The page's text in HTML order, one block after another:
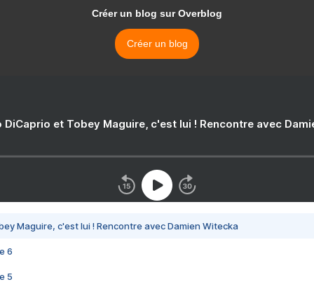
Créer un blog sur Overblog
Créer un blog
DiCaprio et Tobey Maguire, c'est lui ! Rencontre avec
Maguire, c'est lui ! Rencontre avec Damien Witecka
6
5